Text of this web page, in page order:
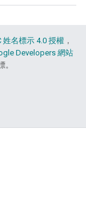
姓名標示 4.0 授權 ，
Developers 網站